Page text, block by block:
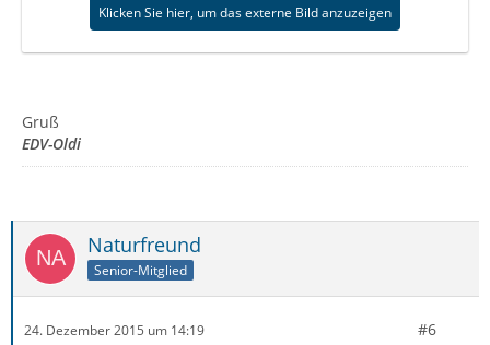
Klicken Sie hier, um das externe Bild anzuzeigen
Gruß
EDV-Oldi
Naturfreund
Senior-Mitglied
24. Dezember 2015 um 14:19 #6